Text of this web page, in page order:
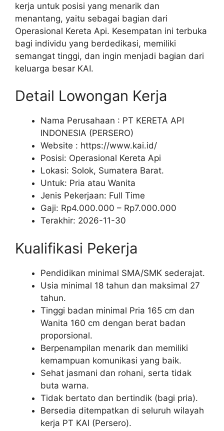
kerja untuk posisi yang menarik dan
menantang, yaitu sebagai bagian dari
Operasional Kereta Api. Kesempatan ini terbuka
bagi individu yang berdedikasi, memiliki
semangat tinggi, dan ingin menjadi bagian dari
keluarga besar KAI.
Detail Lowongan Kerja
Nama Perusahaan : PT KERETA API
INDONESIA (PERSERO)
Website : https://www.kai.id/
Posisi: Operasional Kereta Api
Lokasi: Solok, Sumatera Barat.
Untuk: Pria atau Wanita
Jenis Pekerjaan: Full Time
Gaji: Rp4.000.000 – Rp7.000.000
Terakhir: 2026-11-30
Kualifikasi Pekerja
Pendidikan minimal SMA/SMK sederajat.
Usia minimal 18 tahun dan maksimal 27
tahun.
Tinggi badan minimal Pria 165 cm dan
Wanita 160 cm dengan berat badan
proporsional.
Berpenampilan menarik dan memiliki
kemampuan komunikasi yang baik.
Sehat jasmani dan rohani, serta tidak
buta warna.
Tidak bertato dan bertindik (bagi pria).
Bersedia ditempatkan di seluruh wilayah
kerja PT KAI (Persero).